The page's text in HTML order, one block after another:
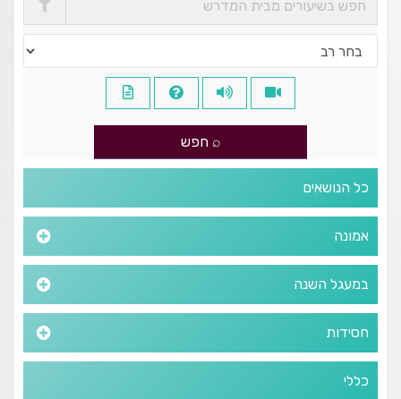
כל הנושאים
אמונה
במעגל השנה
חסידות
כללי